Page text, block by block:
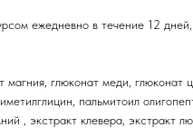
ежедневно в течение 12
магния, глюконат меди, глюконат
пальмитоил
, экстракт клевера, экстракт